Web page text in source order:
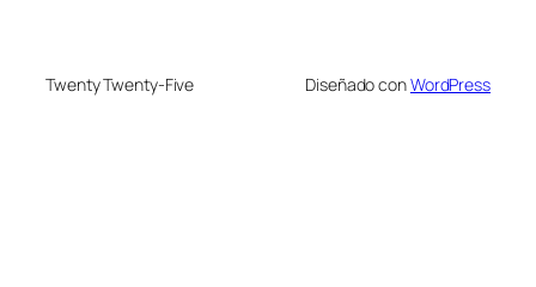
Twenty Twenty-Five Diseñado conWordPress